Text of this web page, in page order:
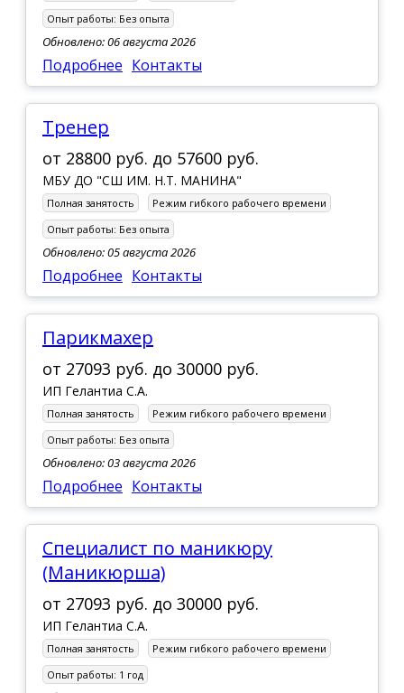
Опыт работы: Без опыта
Обновлено: 06 августа 2026
Подробнее Контакты
Тренер
от 28800 руб. до 57600 руб.
МБУ ДО "СШ ИМ. Н.Т. МАНИНА"
Полная занятость
Режим гибкого рабочего времени
Опыт работы: Без опыта
Обновлено: 05 августа 2026
Подробнее Контакты
парикмахер
от 27093 руб. до 30000 руб.
ИП Гелантиа С.А.
Полная занятость
Режим гибкого рабочего времени
Опыт работы: Без опыта
Обновлено: 03 августа 2026
Подробнее Контакты
специалист по маникюру
(Маникюрша)
от 27093 руб. до 30000 руб.
ИП Гелантиа С.А.
Полная занятость
Режим гибкого рабочего времени
Опыт работы: 1 год